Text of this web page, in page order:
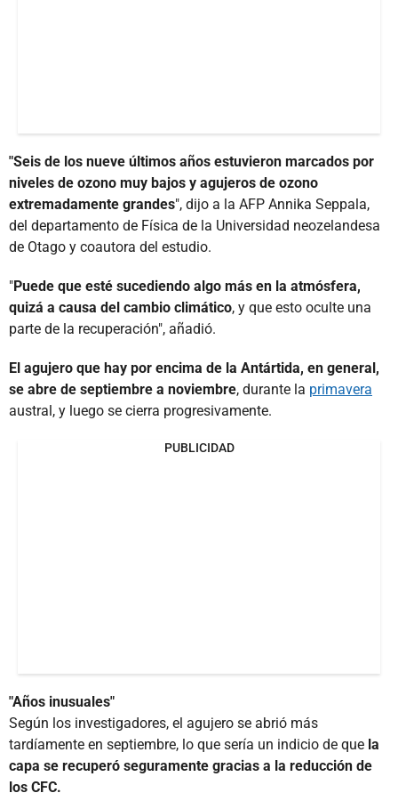
"Seis de los nueve últimos años estuvieron marcados por
niveles de ozono muy bajos y agujeros de ozono
extremadamente grandes", dijo a la AFP Annika Seppala,
del departamento de Física de la Universidad neozelandesa
de Otago y coautora del estudio.
"Puede que esté sucediendo algo más en la atmósfera,
quizá a causa del cambio climático, y que esto oculte una
parte de la recuperación", añadió.
El agujero que hay por encima de la Antártida, en general,
se abre de septiembre a noviembre, durante la primavera
austral, y luego se cierra progresivamente.
PUBLICIDAD
"Años inusuales"
Según los investigadores, el agujero se abrió más
tardíamente en septiembre, lo que sería un indicio de que la
capa se recuperó seguramente gracias a la reducción de
los CFC.